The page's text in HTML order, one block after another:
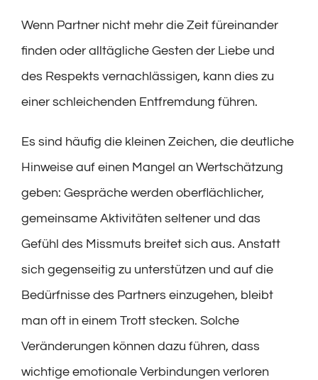
Wenn Partner nicht mehr die Zeit füreinander
finden oder alltägliche Gesten der Liebe und
des Respekts vernachlässigen, kann dies zu
einer schleichenden Entfremdung führen.
Es sind häufig die kleinen Zeichen, die deutliche
Hinweise auf einen Mangel an Wertschätzung
geben: Gespräche werden oberflächlicher,
gemeinsame Aktivitäten seltener und das
Gefühl des Missmuts breitet sich aus. Anstatt
sich gegenseitig zu unterstützen und auf die
Bedürfnisse des Partners einzugehen, bleibt
man oft in einem Trott stecken. Solche
Veränderungen können dazu führen, dass
wichtige emotionale Verbindungen verloren